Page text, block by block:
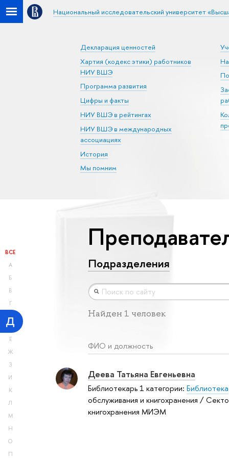
Национальный исследовательский университет
Декларация ценностей
Хартия (кодекс этики) работников
НИУ ВШЭ
Программа развития
Цифры и факты
НИУ ВШЭ в рейтингах
НИУ ВШЭ в международных
ассоциациях
История
Мы помним
ВСЕ
А
Б
В
Г
Д
Е
Ж
З
И
К
Л
М
Н
О
П
Подразделения
Найден 1 человек
ФИО и должность
Деева Татьяна Евгеньевна
Библиотекарь 1 категории: Библиотека
обслуживания и книгохранения /
книгохранения МИЭМ